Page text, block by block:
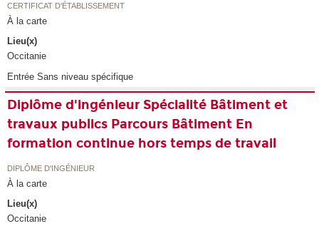
CERTIFICAT D'ÉTABLISSEMENT
À la carte
Lieu(x)
Occitanie
Entrée Sans niveau spécifique
Diplôme d'ingénieur Spécialité Bâtiment et
travaux publics Parcours Bâtiment En
formation continue hors temps de travail
DIPLÔME D'INGÉNIEUR
À la carte
Lieu(x)
Occitanie